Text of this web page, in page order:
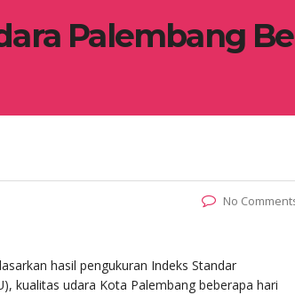
Palembang
No
hasil pengukuran Indeks Standar
kualitas udara Kota Palembang beberapa hari